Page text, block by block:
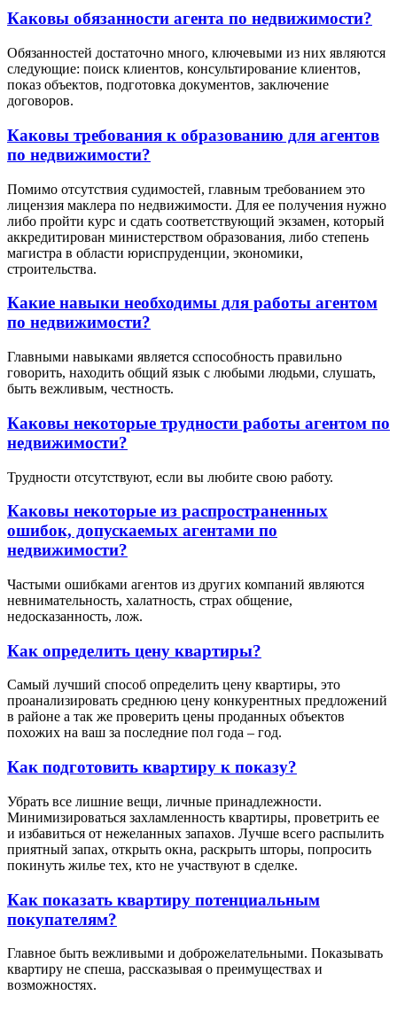
Каковы обязанности агента по недвижимости?
Обязанностей достаточно много, ключевыми из них являются
следующие: поиск клиентов, консультирование клиентов,
показ объектов, подготовка документов, заключение
договоров.
Каковы требования к образованию для агентов
по недвижимости?
Помимо отсутствия судимостей, главным требованием это
лицензия маклера по недвижимости. Для ее получения нужно
либо пройти курс и сдать соответствующий экзамен, который
аккредитирован министерством образования, либо степень
магистра в области юриспруденции, экономики,
строительства.
Какие навыки необходимы для работы агентом
по недвижимости?
Главными навыками является cспособность правильно
говорить, находить общий язык с любыми людьми, слушать,
быть вежливым, честность.
Каковы некоторые трудности работы агентом по
недвижимости?
Трудности отсутствуют, если вы любите свою работу.
Каковы некоторые из распространенных
ошибок, допускаемых агентами по
недвижимости?
Частыми ошибками агентов из других компаний являются
невнимательность, халатность, страх общение,
недосказанность, лож.
Как определить цену квартиры?
Самый лучший способ определить цену квартиры, это
проанализировать среднюю цену конкурентных предложений
в районе а так же проверить цены проданных объектов
похожих на ваш за последние пол года – год.
Как подготовить квартиру к показу?
Убрать все лишние вещи, личные принадлежности.
Минимизироваться захламленность квартиры, проветрить ее
и избавиться от нежеланных запахов. Лучше всего распылить
приятный запах, открыть окна, раскрыть шторы, попросить
покинуть жилье тех, кто не участвуют в сделке.
Как показать квартиру потенциальным
покупателям?
Главное быть вежливыми и доброжелательными. Показывать
квартиру не спеша, рассказывая о преимуществах и
возможностях.